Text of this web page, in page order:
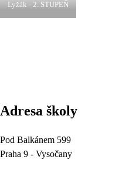
Lyžák - 2. STUPEŇ
Adresa školy
Pod Balkánem 599
Praha 9 - Vysočany